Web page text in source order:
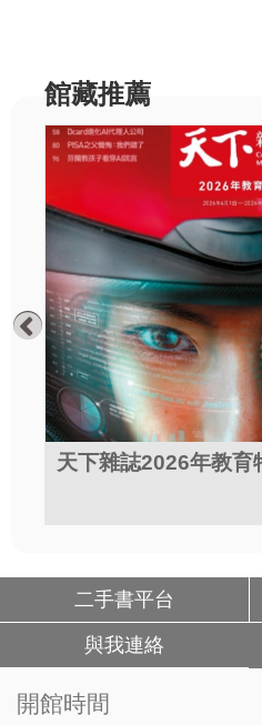
館藏推薦
二手書平台
與我連絡
開館時間